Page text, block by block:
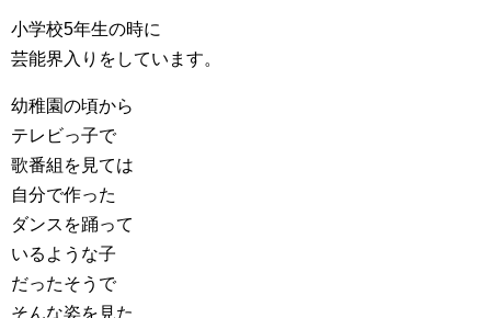
小学校5年生の時に
芸能界入りをしています。
幼稚園の頃から
テレビっ子で
歌番組を見ては
自分で作った
ダンスを踊って
いるような子
だったそうで
そんな姿を見た